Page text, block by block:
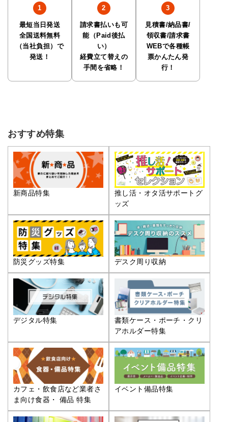
最短当日発送
全国送料無料
（当社負担）で
発送！
請求書払いも可
能（Paid後払
い）
経費立て替えの
手間を省略！
見積書/納品書/
領収書/請求書
WEBで各種帳
票かんたん発
行！
おすすめ特集
新商品特集
推し活・オタ活サポートグ
ッズ
防災グッズ特集 デスク周り収納
デジタル特集
書類ケース・ポーチ・クリ
アホルダー特集
カフェ・飲食店など業者さ
ま向け食器・ 備品 特集
イベント備品特集